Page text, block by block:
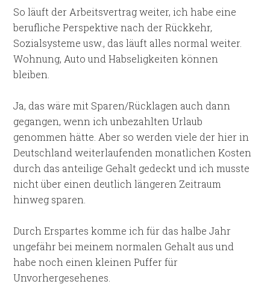
So läuft der Arbeitsvertrag weiter, ich habe eine
berufliche Perspektive nach der Rückkehr,
Sozialsysteme usw., das läuft alles normal weiter.
Wohnung, Auto und Habseligkeiten können
bleiben.
Ja, das wäre mit Sparen/Rücklagen auch dann
gegangen, wenn ich unbezahlten Urlaub
genommen hätte. Aber so werden viele der hier in
Deutschland weiterlaufenden monatlichen Kosten
durch das anteilige Gehalt gedeckt und ich musste
nicht über einen deutlich längeren Zeitraum
hinweg sparen.
Durch Erspartes komme ich für das halbe Jahr
ungefähr bei meinem normalen Gehalt aus und
habe noch einen kleinen Puffer für
Unvorhergesehenes.